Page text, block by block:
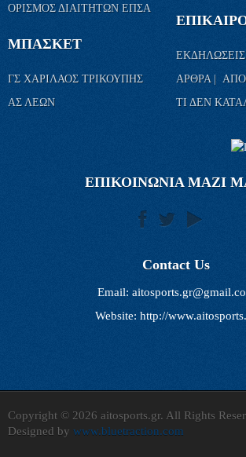
ΟΡΙΣΜΟΣ ΔΙΑΙΤΗΤΩΝ ΕΠΣΑ
ΜΠΑΣΚΕΤ
ΓΣ ΧΑΡΙΛΑΟΣ ΤΡΙΚΟΥΠΗΣ
ΑΣ ΛΕΩΝ
ΕΚΔΗΛΩΣΕΙΣ
ΑΡΘΡΑ |
ΤΙ ΔΕΝ
ΕΠΙΚΟΙΝΩΝΙΑ ΜΑΖΙ
Contact Us
Email:
Website: http://
Copyright © 2026 aitosports.gr. All Rights
Designed by www.bluetraction.com